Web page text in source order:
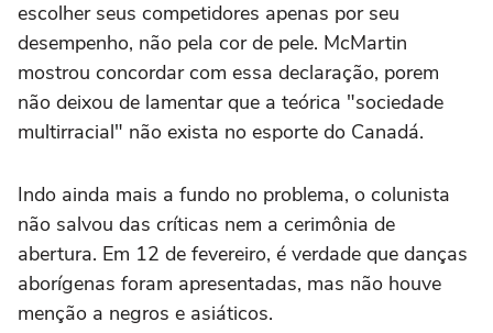
escolher seus competidores apenas por seu
desempenho, não pela cor de pele. McMartin
mostrou concordar com essa declaração, porem
não deixou de lamentar que a teórica "sociedade
multirracial" não exista no esporte do Canadá.
Indo ainda mais a fundo no problema, o colunista
não salvou das críticas nem a cerimônia de
abertura. Em 12 de fevereiro, é verdade que danças
aborígenas foram apresentadas, mas não houve
menção a negros e asiáticos.